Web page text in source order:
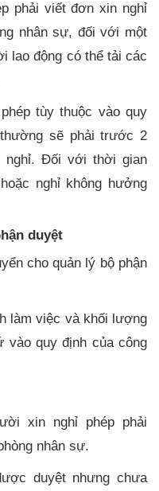
phải viết đơn xin nghỉ
nhân sự, đối với một
lao động có thể tải các
tùy thuộc vào quy
sẽ phải trước 2
nghỉ. Đối với thời gian
nghỉ không hưởng
duyệt
cho quản lý bộ phận
làm việc và khối lượng
vào quy định của công
xin nghỉ phép phải
nhân sự.
duyệt nhưng chưa